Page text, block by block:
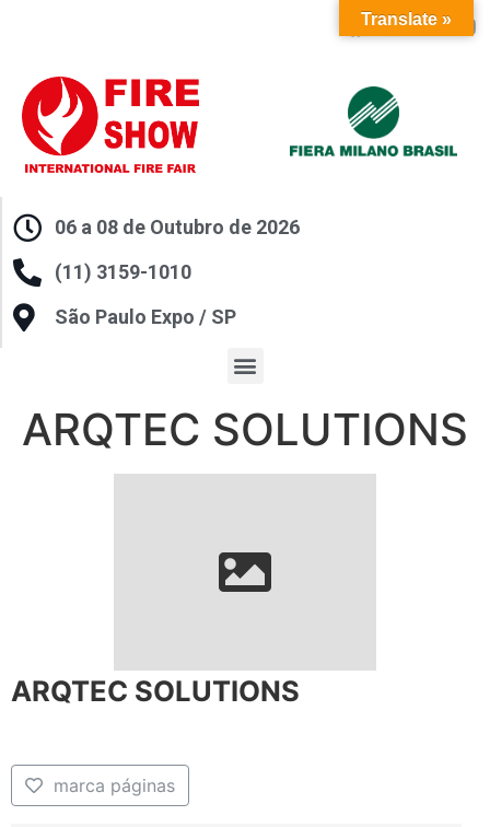
06 a 08 de Outubro de 2026
(11) 3159-1010
São Paulo Expo / SP
ARQTEC SOLUTIONS
ARQTEC SOLUTIONS
marca páginas
Translate »